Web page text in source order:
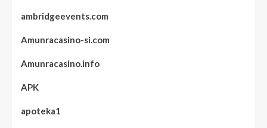
ambridgeevents.com
Amunracasino-si.com
Amunracasino.info
APK
apoteka1